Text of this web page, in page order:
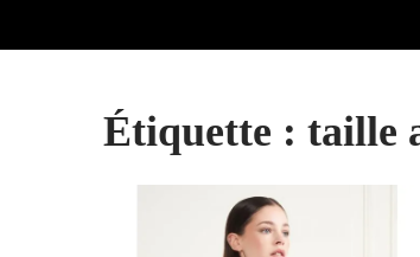
Étiquette : taille